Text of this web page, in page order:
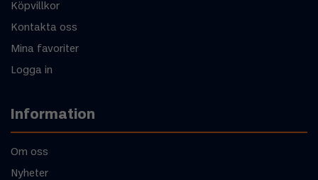
Köpvillkor
Kontakta oss
Mina favoriter
Logga in
Information
Om oss
Nyheter